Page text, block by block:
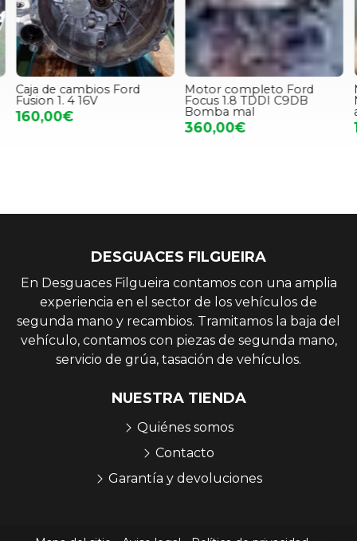
Caja de cambios Ford
Fusion 1. 4 16V
160,00€
Motor completo Ford
Focus 1.8 TDDI C9DB
Bomba mal
360,00€
DESGUACES FILGUEIRA
En Desguaces Filgueira contamos con una amplia
experiencia en el sector de los vehículos de
segunda mano y recambios. Tramitamos la baja del
vehículo, contamos con piezas de segunda mano,
servicio de grúa, tasación de vehículos.
NUESTRA TIENDA
Quiénes somos
Contacto
Garantía y devoluciones